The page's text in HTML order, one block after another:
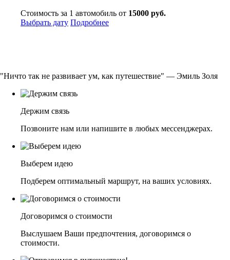
Стоимость за 1 автомобиль от 15000 руб.
Выбрать дату Подробнее
"Ничто так не развивает ум, как путешествие" — Эмиль Золя
Держим связь
Позвоните нам или напишите в любых мессенджерах.
Выберем идею
Подберем оптимальный маршрут, на ваших условиях.
Договоримся о стоимости
Выслушаем Ваши предпочтения, договоримся о
стоимости.